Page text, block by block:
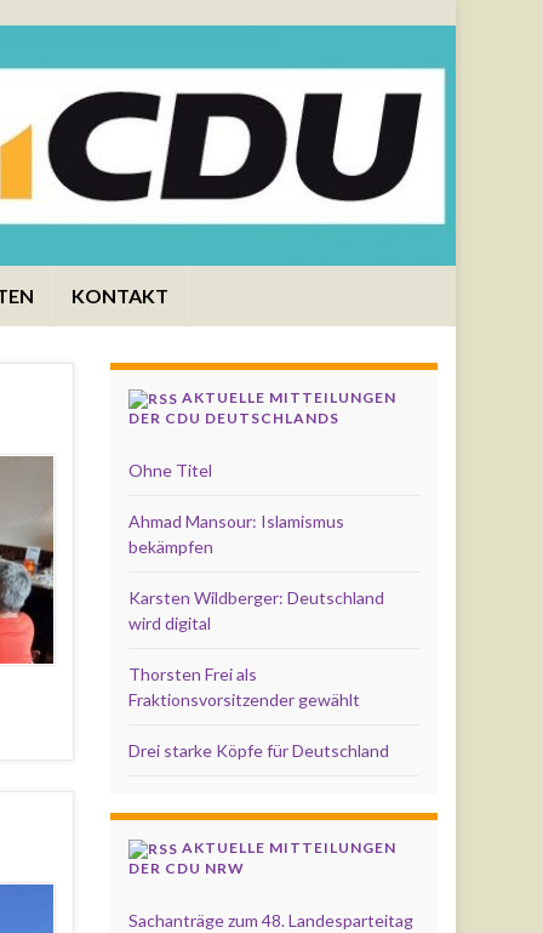
KONTAKT
AKTUELLE MITTEILUNGEN
DER CDU DEUTSCHLANDS
Ohne Titel
Ahmad Mansour: Islamismus
bekämpfen
Karsten Wildberger: Deutschland
wird digital
Thorsten Frei als
Fraktionsvorsitzender gewählt
Drei starke Köpfe für Deutschland
AKTUELLE MITTEILUNGEN
DER CDU NRW
Sachanträge zum 48. Landesparteitag